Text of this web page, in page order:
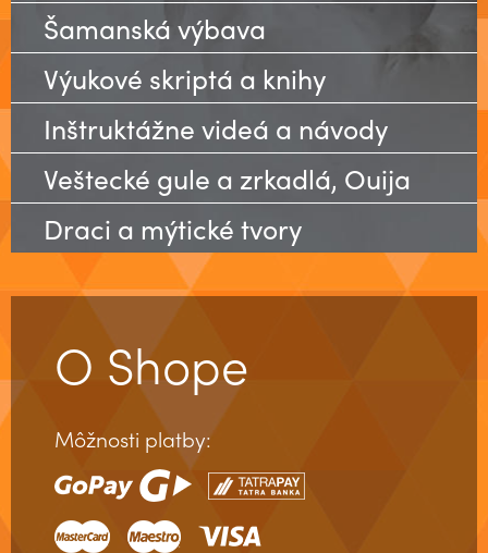
Šamanská výbava
Výukové skriptá a knihy
Inštruktážne videá a návody
Veštecké gule a zrkadlá, Ouija
Draci a mýtické tvory
O Shope
Môžnosti platby: